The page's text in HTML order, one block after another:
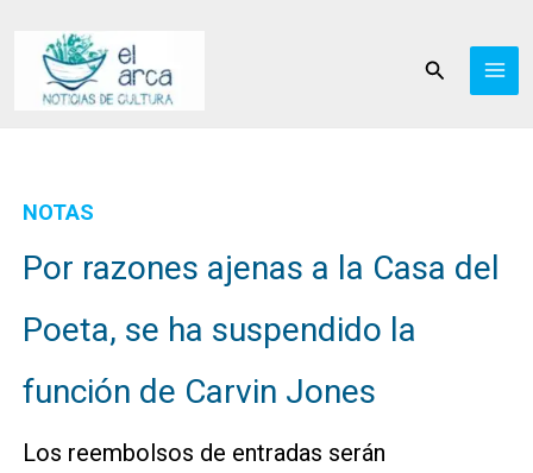
contenido
Buscar
NOTAS
Por razones ajenas a la Casa del
Poeta, se ha suspendido la
función de Carvin Jones
Los reembolsos de entradas serán